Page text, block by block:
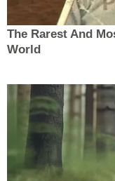
The Rarest And
World